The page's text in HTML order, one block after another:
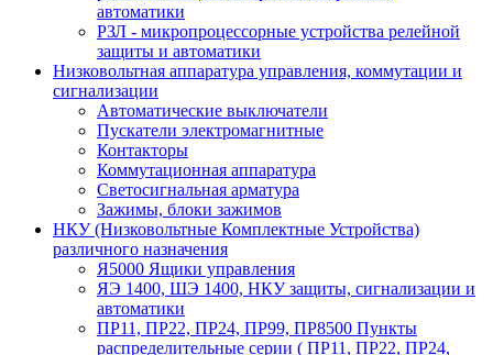
автоматики
РЗЛ - микропроцессорные устройства релейной
защиты и автоматики
Низковольтная аппаратура управления, коммутации и
сигнализации
Автоматические выключатели
Пускатели электромагнитные
Контакторы
Коммутационная аппаратура
Светосигнальная арматура
Зажимы, блоки зажимов
НКУ (Низковольтные Комплектные Устройства)
различного назначения
Я5000 Ящики управления
ЯЭ 1400, ШЭ 1400, НКУ защиты, сигнализации и
автоматики
ПР11, ПР22, ПР24, ПР99, ПР8500 Пункты
распределительные серии ( ПР11, ПР22, ПР24,